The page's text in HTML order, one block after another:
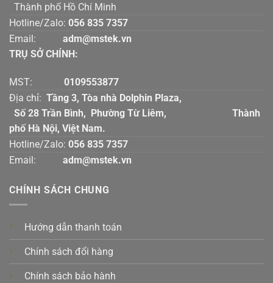
Thành phố Hồ Chí Minh
Hotline/Zalo: 056 835 7357
Email:
adm@mstek.vn
TRỤ SỞ CHÍNH:
MST: 0109553877
Địa chỉ: Tầng 3, Tòa nhà Dolphin Plaza,
Số 28 Trần Bình, Phường Từ Liêm, Thành
phố Hà Nội, Việt Nam.
Hotline/Zalo: 056 835 7357
Email:
adm@mstek.vn
CHÍNH SÁCH CHUNG
Hướng dẫn thanh toán
Chính sách đổi hàng
Chính sách bảo hành